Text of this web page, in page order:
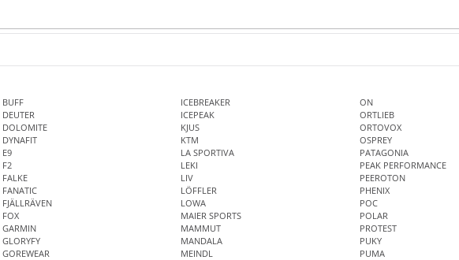
BUFF
DEUTER
DOLOMITE
DYNAFIT
E9
F2
FALKE
FANATIC
FJÄLLRÄVEN
FOX
GARMIN
GLORYFY
GOREWEAR
ICEBREAKER
ICEPEAK
KJUS
KTM
LA SPORTIVA
LEKI
LIV
LÖFFLER
LOWA
MAIER SPORTS
MAMMUT
MANDALA
MEINDL
ON
ORTLIEB
ORTOVOX
OSPREY
PATAGONIA
PEAK PERFORMANCE
PEEROTON
PHENIX
POC
POLAR
PROTEST
PUKY
PUMA